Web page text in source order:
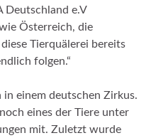
Deutschland e.V
Österreich, die
Tierquälerei bereits
folgen.“
einem deutschen Zirkus.
eines der Tiere unter
mit. Zuletzt wurde